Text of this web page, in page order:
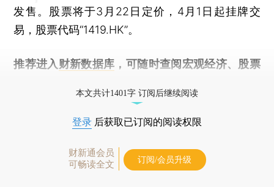
发售。股票将于3月22日定价，4月1日起挂牌交
易，股票代码“1419.HK”。
推荐进入 财新数据库 ，可随时查阅宏观经济、股票
本文共计1401字 订阅后继续阅读
登录 后获取已订阅的阅读权限
财新通会员
可畅读全文
订阅/会员升级